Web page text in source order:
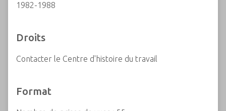
1982-1988
Droits
Contacter le Centre d'histoire du travail
Format